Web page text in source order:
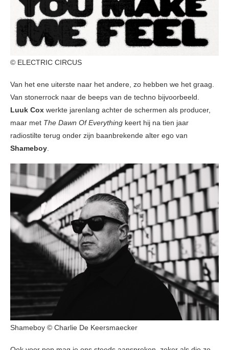
© ELECTRIC CIRCUS
Van het ene uiterste naar het andere, zo hebben we het graag.
Van stonerrock naar de beeps van de techno bijvoorbeeld.
Luuk Cox werkte jarenlang achter de schermen als producer,
maar met The Dawn Of Everything keert hij na tien jaar
radiostilte terug onder zijn baanbrekende alter ego van
Shameboy.
Shameboy © Charlie De Keersmaecker